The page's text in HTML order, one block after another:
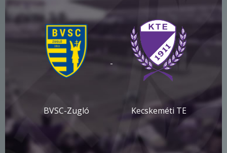
BVSC-Zugló
-
Kecskeméti TE